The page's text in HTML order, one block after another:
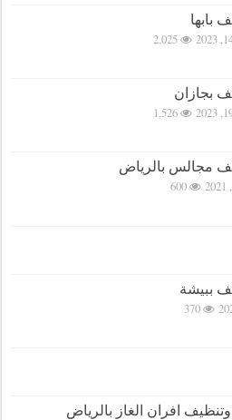
بابها
2,025
بجازان
1,526
مجالس بالرياض
600
ببيشة
370
افران الغاز بالرياض